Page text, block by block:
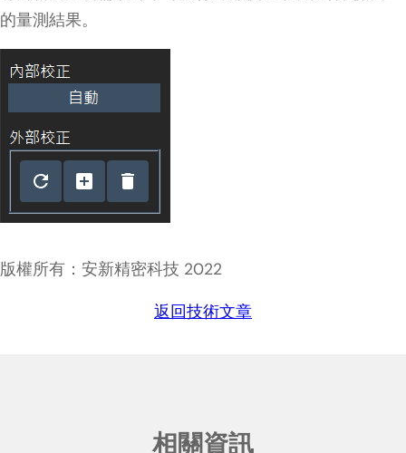
的量測結果。
版權所有：安新精密科技 2022
返回技術文章
相關資訊